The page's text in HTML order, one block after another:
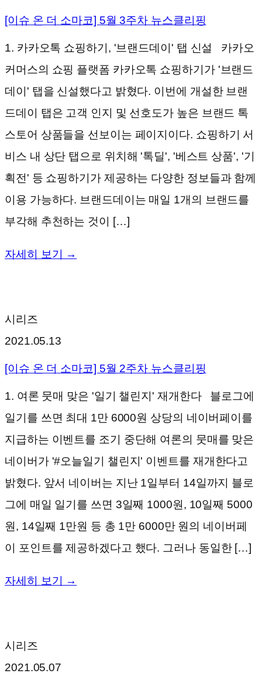
[이슈 온 더 소마코] 5월 3주차 뉴스클리핑
1. 카카오톡 쇼핑하기, '브랜드데이' 탭 신설 카카오
커머스의 쇼핑 플랫폼 카카오톡 쇼핑하기가 '브랜드
데이' 탭을 신설했다고 밝혔다. 이번에 개설한 브랜
드데이 탭은 고객 인지 및 선호도가 높은 브랜드 톡
스토어 상품들을 선보이는 페이지이다. 쇼핑하기 서
비스 내 상단 탭으로 위치해 '톡딜', '베스트 상품', '기
획전' 등 쇼핑하기가 제공하는 다양한 정보들과 함께
이용 가능하다. 브랜드데이는 매일 1개의 브랜드를
부각해 추천하는 것이 […]
자세히 보기 →
시리즈
2021.05.13
[이슈 온 더 소마코] 5월 2주차 뉴스클리핑
1. 여론 뭇매 맞은 '일기 챌린지' 재개한다 블로그에
일기를 쓰면 최대 1만 6000원 상당의 네이버페이를
지급하는 이벤트를 조기 중단해 여론의 뭇매를 맞은
네이버가 '#오늘일기 챌린지' 이벤트를 재개한다고
밝혔다. 앞서 네이버는 지난 1일부터 14일까지 블로
그에 매일 일기를 쓰면 3일째 1000원, 10일째 5000
원, 14일째 1만원 등 총 1만 6000만 원의 네이버페
이 포인트를 제공하겠다고 했다. 그러나 동일한 […]
자세히 보기 →
시리즈
2021.05.07